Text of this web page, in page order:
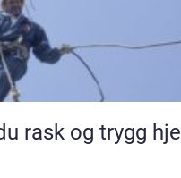
rask og trygg